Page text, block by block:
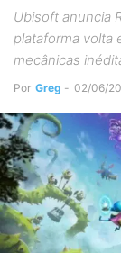
Ubisoft anuncia
plataforma volta
mecânicas
Por Greg - 02/06/